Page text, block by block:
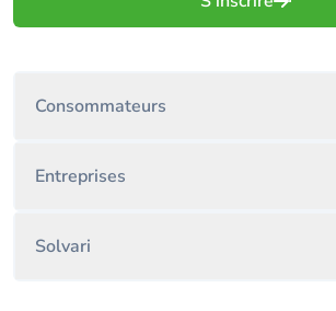
Consommateurs
Entreprises
Solvari